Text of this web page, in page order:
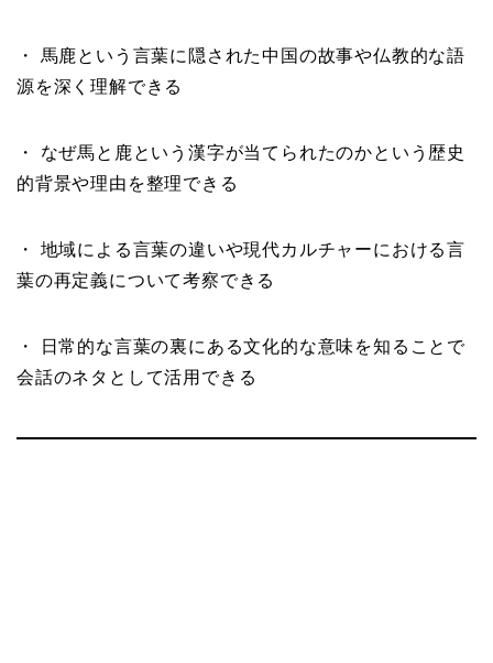
・ 馬鹿という言葉に隠された中国の故事や仏教的な語
源を深く理解できる
・ なぜ馬と鹿という漢字が当てられたのかという歴史
的背景や理由を整理できる
・ 地域による言葉の違いや現代カルチャーにおける言
葉の再定義について考察できる
・ 日常的な言葉の裏にある文化的な意味を知ることで
会話のネタとして活用できる